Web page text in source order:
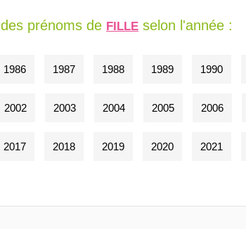
des prénoms de FILLE selon l'année :
1986 1987 1988 1989 1990
2002 2003 2004 2005 2006
2017 2018 2019 2020 2021